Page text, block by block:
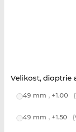
Velikost, dioptrie
49 mm , +1.00
49 mm , +1.50